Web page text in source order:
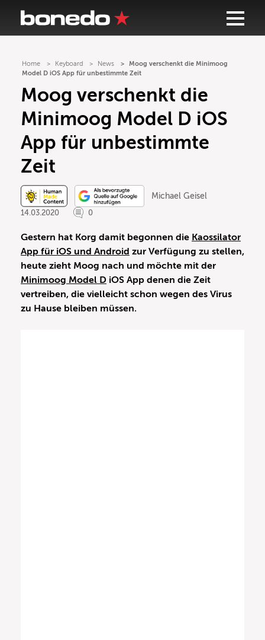
Home Keyboard News
Moog verschenkt die Minimoog
Model D iOS App für unbestimmte Zeit
Moog verschenkt die
Minimoog Model D iOS
App für unbestimmte
Zeit
Michael Geisel
14.03.2020
0
Gestern hat Korg damit begonnen die Kaossilator
App für iOS und Android zur Verfügung zu stellen,
heute zieht Moog nach und möchte mit der
Minimoog Model D iOS App denen die Zeit
vertreiben, die vielleicht schon wegen des Virus
zu Hause bleiben müssen.